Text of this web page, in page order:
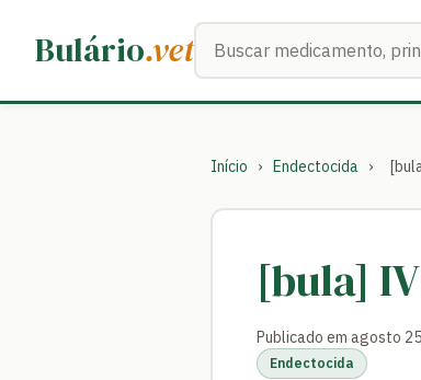
Bulário.vetBuscar medicamentos
Início › Endectocida ›
[bula]
Publicado em agosto
Endectocida